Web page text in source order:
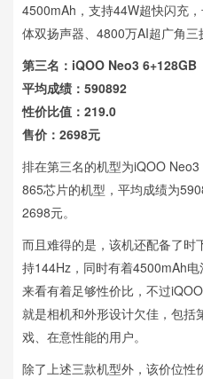
4500mAh，支持44W超快闪充
体双扬声器、4800万AI超广角三
第三名：iQOO Neo3 6+128GB
平均成绩：590892
性价比值：219.0
售价：2698元
排在第三名的机型为iQOO
865芯片的机型，平均成绩为
2698元。
而且难得的是，该机还配备了时
持144Hz，同时有着4500mAh
来看有着足够性价比，不过
就是相机和外形设计欠佳，包
戏、在意性能的用户。
除了上述三款机型外，该价位性